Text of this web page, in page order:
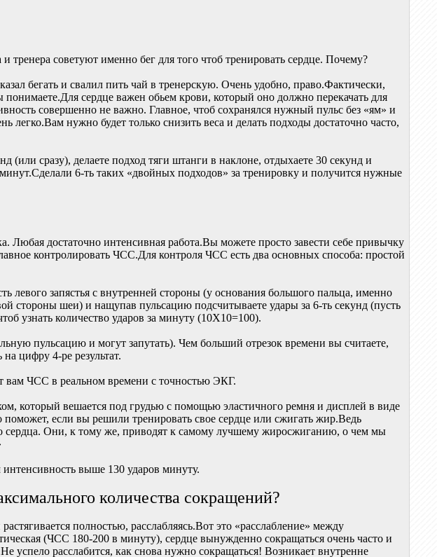
тренера советуют именно бег для того чтоб тренировать сердце. Почему?
бегать и свалил пить чай в тренерскую. Очень удобно, право.Фактически,
сердце важен обьем крови, который оно должно перекачать для
совершенно не важно. Главное, чтоб сохранялся нужный пульс без «ям» и
нужно будет только снизить веса и делать подходы достаточно часто,
сразу), делаете подход тяги штанги в наклоне, отдыхаете 30 секунд и
6-ть таких «двойных подходов» за тренировку и получится нужные
Любая достаточно интенсивная работа.Вы можете просто завести себе привычку
контролировать ЧСС.Для контроля ЧСС есть два основных способа: простой
левого запястья с внутренней стороны (у основания большого пальца, именно
стороны шеи) и нащупав пульсацию подсчитываете удары за 6-ть секунд (пусть
узнать количество ударов за минуту (10Х10=100).
пульсацию и могут запутать). Чем больший отрезок времени вы считаете,
цифру 4-ре результат.
вам ЧСС в реальном времени с точностью ЭКГ.
который вешается под грудью с помощью эластичного ремня и дисплей в виде
если вы решили тренировать свое сердце или сжигать жир.Ведь
сердца. Они, к тому же, приводят к самому лучшему жиросжиганию, о чем мы
выше 130 ударов минуту.
количества сокращений?
полностью, расслабляясь.Вот это «расслабление» между
(ЧСС 180-200 в минуту), сердце вынужденно сокращаться очень часто и
успело расслабится, как снова нужно сокращаться! Возникает внутренне